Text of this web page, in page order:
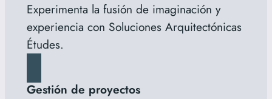
Experimenta la fusión de imaginación y
experiencia con Soluciones Arquitectónicas
Études.
Gestión de proyectos